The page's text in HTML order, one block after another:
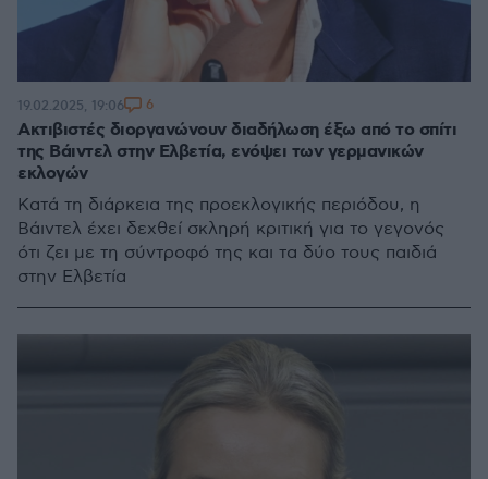
Ακτιβιστές διοργανώνουν διαδήλωση έξω από το σπίτι
της Βάιντελ στην Ελβετία, ενόψει των γερμανικών
εκλογών
Κατά τη διάρκεια της προεκλογικής περιόδου, η
Βάιντελ έχει δεχθεί σκληρή κριτική για το γεγονός
ότι ζει με τη σύντροφό της και τα δύο τους παιδιά
στην Ελβετία
19.02.2025, 19:06 6